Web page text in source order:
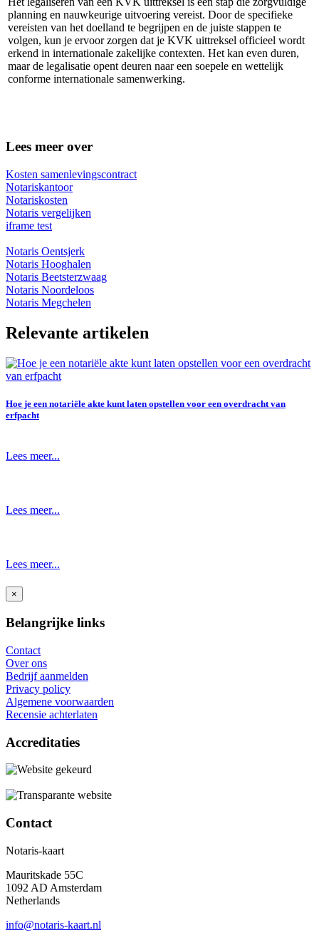
planning en nauwkeurige uitvoering vereist. Door de specifieke
vereisten van het doelland te begrijpen en de juiste stappen te
volgen, kun je ervoor zorgen dat je KVK uittreksel officieel wordt
erkend in internationale zakelijke contexten. Het kan even duren,
maar de legalisatie opent deuren naar een soepele en wettelijk
conforme internationale samenwerking.
Lees meer over
Kosten samenlevingscontract
Notariskantoor
Notariskosten
Notaris vergelijken
iframe test
Notaris Oentsjerk
Notaris Hooghalen
Notaris Beetsterzwaag
Notaris Noordeloos
Notaris Megchelen
Relevante artikelen
Hoe je een notariële akte kunt laten opstellen voor een overdracht van
erfpacht
Lees meer...
Lees meer...
Lees meer...
×
Belangrijke links
Contact
Over ons
Bedrijf aanmelden
Privacy policy
Algemene voorwaarden
Recensie achterlaten
Accreditaties
Contact
Notaris-kaart
Mauritskade 55C
1092 AD Amsterdam
Netherlands
info@notaris-kaart.nl